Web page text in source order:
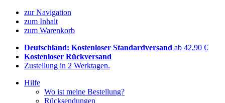
zur Navigation
zum Inhalt
zum Warenkorb
Deutschland: Kostenloser Standardversand ab 42,90 €
Kostenloser Rückversand
Zustellung in 2 Werktagen.
Hilfe
Wo ist meine Bestellung?
Rücksendungen